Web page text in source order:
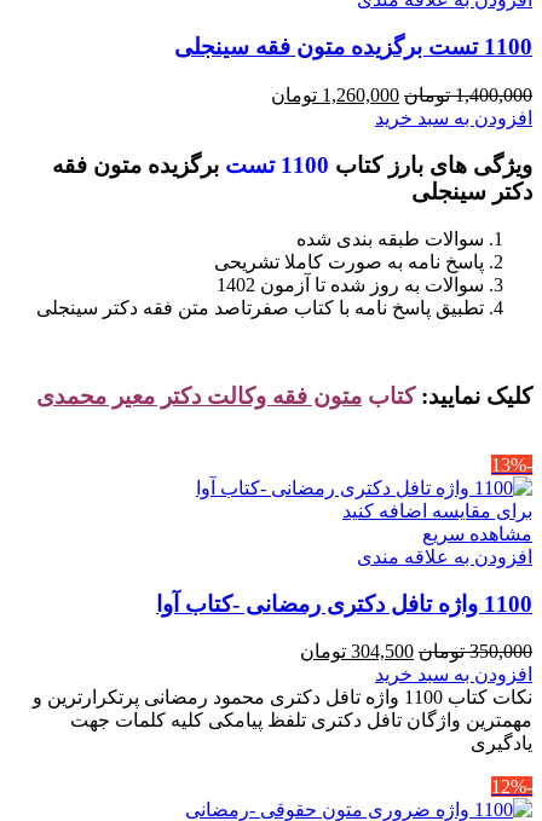
1100 تست برگزیده متون فقه سینجلی
1,400,000 تومان قیمت
اصلی
بود.
1,260,000 تومان
است.
افزودن به سبد خرید
ویژگی های بارز کتاب 1100 تست
برگزیده متون فقه
دکتر سینجلی
سوالات طبقه بندی شده
پاسخ نامه به صورت کاملا تشریحی
سوالات به روز شده تا آزمون 1402
تطبیق پاسخ نامه با کتاب صفرتاصد متن فقه دکتر سینجلی
کلیک نمایید: کتاب متون فقه وکالت دکتر معیر محمدی
-13%
برای مقایسه اضافه کنید
مشاهده سریع
افزودن به علاقه مندی
1100 واژه تافل دکتری رمضانی -کتاب آوا
350,000 تومان قیمت
اصلی
350,000 تومان
بود.
304,500 تومان
304,500 تومان
است.
افزودن به سبد خرید
نکات کتاب 1100 واژه تافل دکتری محمود رمضانی پرتکرارترین و
مهمترین واژگان تافل دکتری تلفظ پیامکی کلیه کلمات جهت
یادگیری
-12%